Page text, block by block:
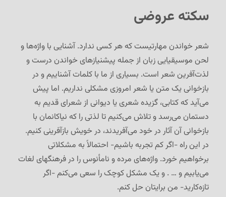
سکته عروضی
شعر خواندن مهارتیست که هر کسی ندارد. آشنایی با واژه‌ها و
لحن موسیقیایی زبان از جمله پیشنیازهای خواندن درست و
لذت‌آفرین شعر است. بسیاری از ما با کلمات آشناییم و در
بازخوانی یک متن یا شعر امروزی مشکلی نداریم. اما پیش
می‌آید که کتابی، گزیده شعری یا دیوانی از شعرای قدیم به
دستمان می‌رسد و تلاش می‌کنیم تا لذتی را که نیاکانمان با
بازخوانی آن آثار در خود می‌آفریدند، در خویش بازآفرینی کنیم.
در این راه -اگر کم تجربه باشیم- احتمالاً به مشکلاتی
برخواهیم خورد. واژه‌های مرده و نامأنوس را در فرهنگهای لغات
می‌یابیم و … . و یک مشکل کوچک را سعی می‌کنم -اگر
تازه‌کارید- من برایتان حل کنم.